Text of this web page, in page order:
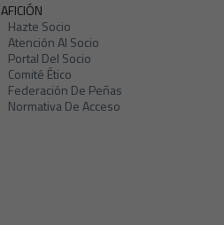
AFICIÓN
Hazte Socio
Atención Al Socio
Portal Del Socio
Comité Ético
Federación De Peñas
Normativa De Acceso